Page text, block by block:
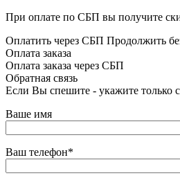
При оплате по СБП вы получите
Оплатить через СБП Продолжить
Оплата заказа
Оплата заказа через СБП
Обратная связь
Если Вы спешите - укажите только
Ваше имя
Ваш телефон*